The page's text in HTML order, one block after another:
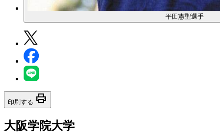
平田憲聖選手
印刷する print
大阪学院大学